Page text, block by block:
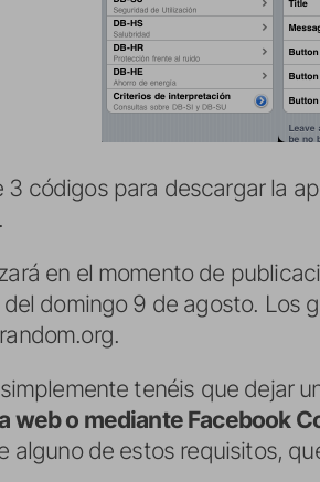
3 códigos para descargar la
en el momento de
domingo 9 de agosto. Los
tenéis que dejar
web o mediante Facebook
alguno de estos requisitos,